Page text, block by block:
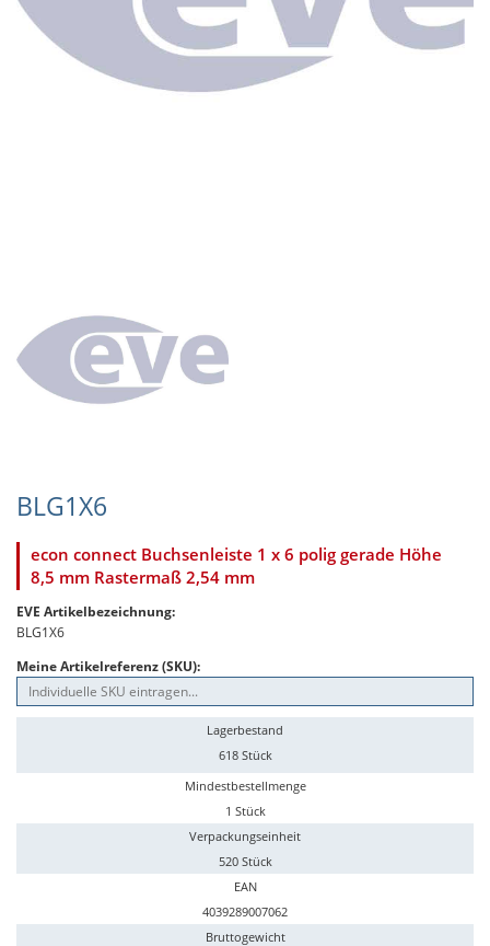
BLG1X6
econ connect Buchsenleiste 1 x 6 polig gerade Höhe
8,5 mm Rastermaß 2,54 mm
EVE Artikelbezeichnung:
BLG1X6
Meine Artikelreferenz (SKU):
Lagerbestand
618 Stück
Mindestbestellmenge
1 Stück
Verpackungseinheit
520 Stück
EAN
4039289007062
Bruttogewicht